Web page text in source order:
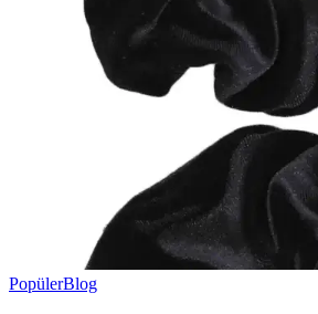
PopülerBlog